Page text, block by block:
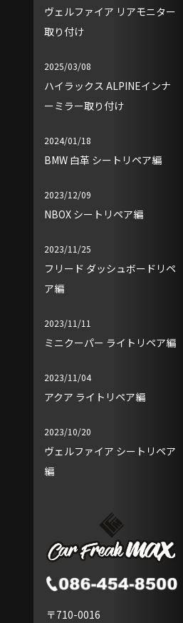
ヴェルファイア リアモニター
取り付け
2025/03/08
ハイラックス ALPINEインナ
ーミラー取り付け
2024/01/18
BMW 白革 シートリペア編
2023/12/09
NBOX シートリペア編
2023/11/25
フリード ダッシュボードリペ
ア編
2023/11/11
ミニクーパー ライトリペア編
2023/11/04
アクア ライトリペア編
2023/10/20
ヴェルファイア シートリペア
編
〒710-0016